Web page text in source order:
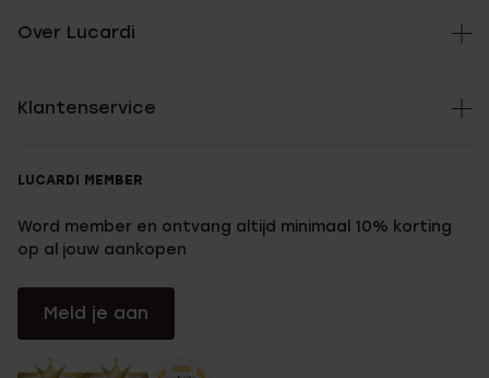
Over Lucardi
Klantenservice
LUCARDI MEMBER
Word member en ontvang altijd minimaal 10% korting
op al jouw aankopen
Meld je aan